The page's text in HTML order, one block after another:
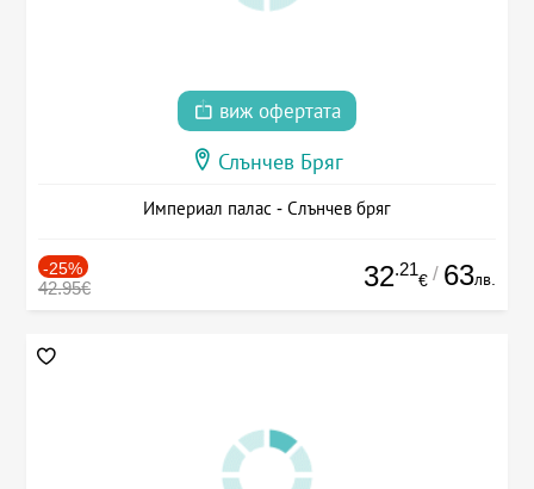
виж офертата
Слънчев Бряг
Империал палас - Слънчев бряг
-25%
42.95€ 32.21
€ / 63лв.